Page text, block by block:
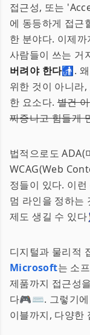
접근성, 또는
에 동등하게 접근
한 분야다. 이제
사람들이 쓰는 거
버려야 한다🚮.
위한 것이 아니라
한 요소다.별건
짜증나고 힘들게
법적으로도 ADA(
WCAG(Web
정들이 있다. 이
멈 라인을 정하는
제도 생길 수 있다
디지털과 물리적
Microsoft는 소
제품까지 접근성
다🎮⌨️. 그렇기에
이블까지, 다양한